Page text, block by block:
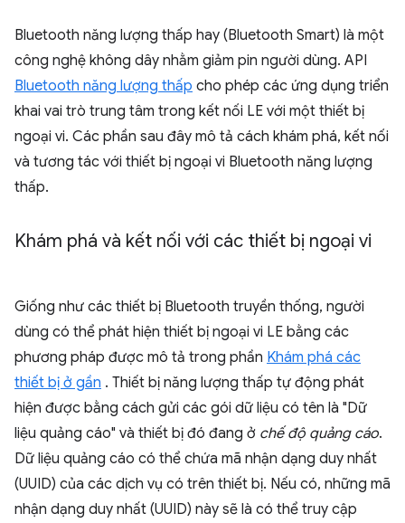
Bluetooth năng lượng thấp hay (Bluetooth Smart) là một
công nghệ không dây nhằm giảm pin người dùng. API
Bluetooth năng lượng thấp cho phép các ứng dụng triển
khai vai trò trung tâm trong kết nối LE với một thiết bị
ngoại vi. Các phần sau đây mô tả cách khám phá, kết nối
và tương tác với thiết bị ngoại vi Bluetooth năng lượng
thấp.
Khám phá và kết nối với các thiết bị ngoại vi
Giống như các thiết bị Bluetooth truyền thống, người
dùng có thể phát hiện thiết bị ngoại vi LE bằng các
phương pháp được mô tả trong phần Khám phá các
thiết bị ở gần . Thiết bị năng lượng thấp tự động phát
hiện được bằng cách gửi các gói dữ liệu có tên là "Dữ
liệu quảng cáo" và thiết bị đó đang ở chế độ quảng cáo.
Dữ liệu quảng cáo có thể chứa mã nhận dạng duy nhất
(UUID) của các dịch vụ có trên thiết bị. Nếu có, những mã
nhận dạng duy nhất (UUID) này sẽ là có thể truy cập